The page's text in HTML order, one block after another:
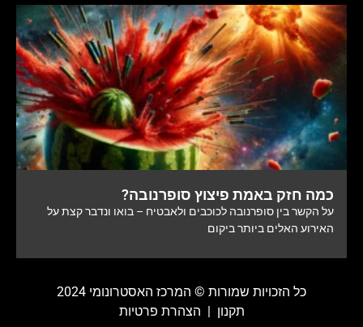
כמה חזק באמת פיצוץ סופרנובה?
על הקשר בין סופרנובה לכוכבים ולאבטיח – בואו ונדבר קצת על
האירוע האלים ביותר ביקום
כל הזכויות שמורות ©️ המרכז האסטרונומי 2024
תקנון
הצהרת פרטיות